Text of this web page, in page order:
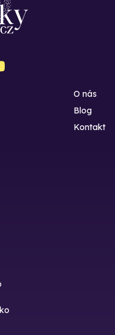
O nás
Blog
Kontakt